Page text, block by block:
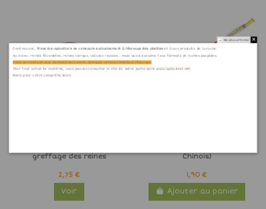
greffage des reines
2,75 €
Voir
Chinois)
1,90 €
Ajouter au panier
Ne plus afficher
Dorénavant, Provence-apiculture se consacre exclusivement à l'élevage des abeilles et à aux produits de la ruche.
Au menu : reines fécondées, reines vierges, cellules royales... mais aussi essaims tous formats et ruches peuplées.
Nous ne vendons plus de matériel hormis quelques articles dédiés à l'élevage.
Pour tout achat de matériel, vous pouvez consulter le site de notre partenaire www.apisudest.net
Merci pour votre compréhension.